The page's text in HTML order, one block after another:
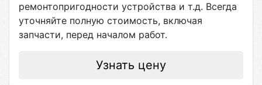
ремонтопригодности устройства и т.д. Всегда
уточняйте полную стоимость, включая
запчасти, перед началом работ.
Узнать цену